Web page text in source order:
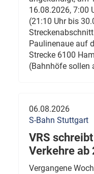
16.08.2026, 7:00
(21:10 Uhr bis
Paulinenaue auf
Strecke 6100
(Bahnhöfe sollen
06.08.2026
S-Bahn Stuttgart
VRS
Verkehre ab
Vergangene